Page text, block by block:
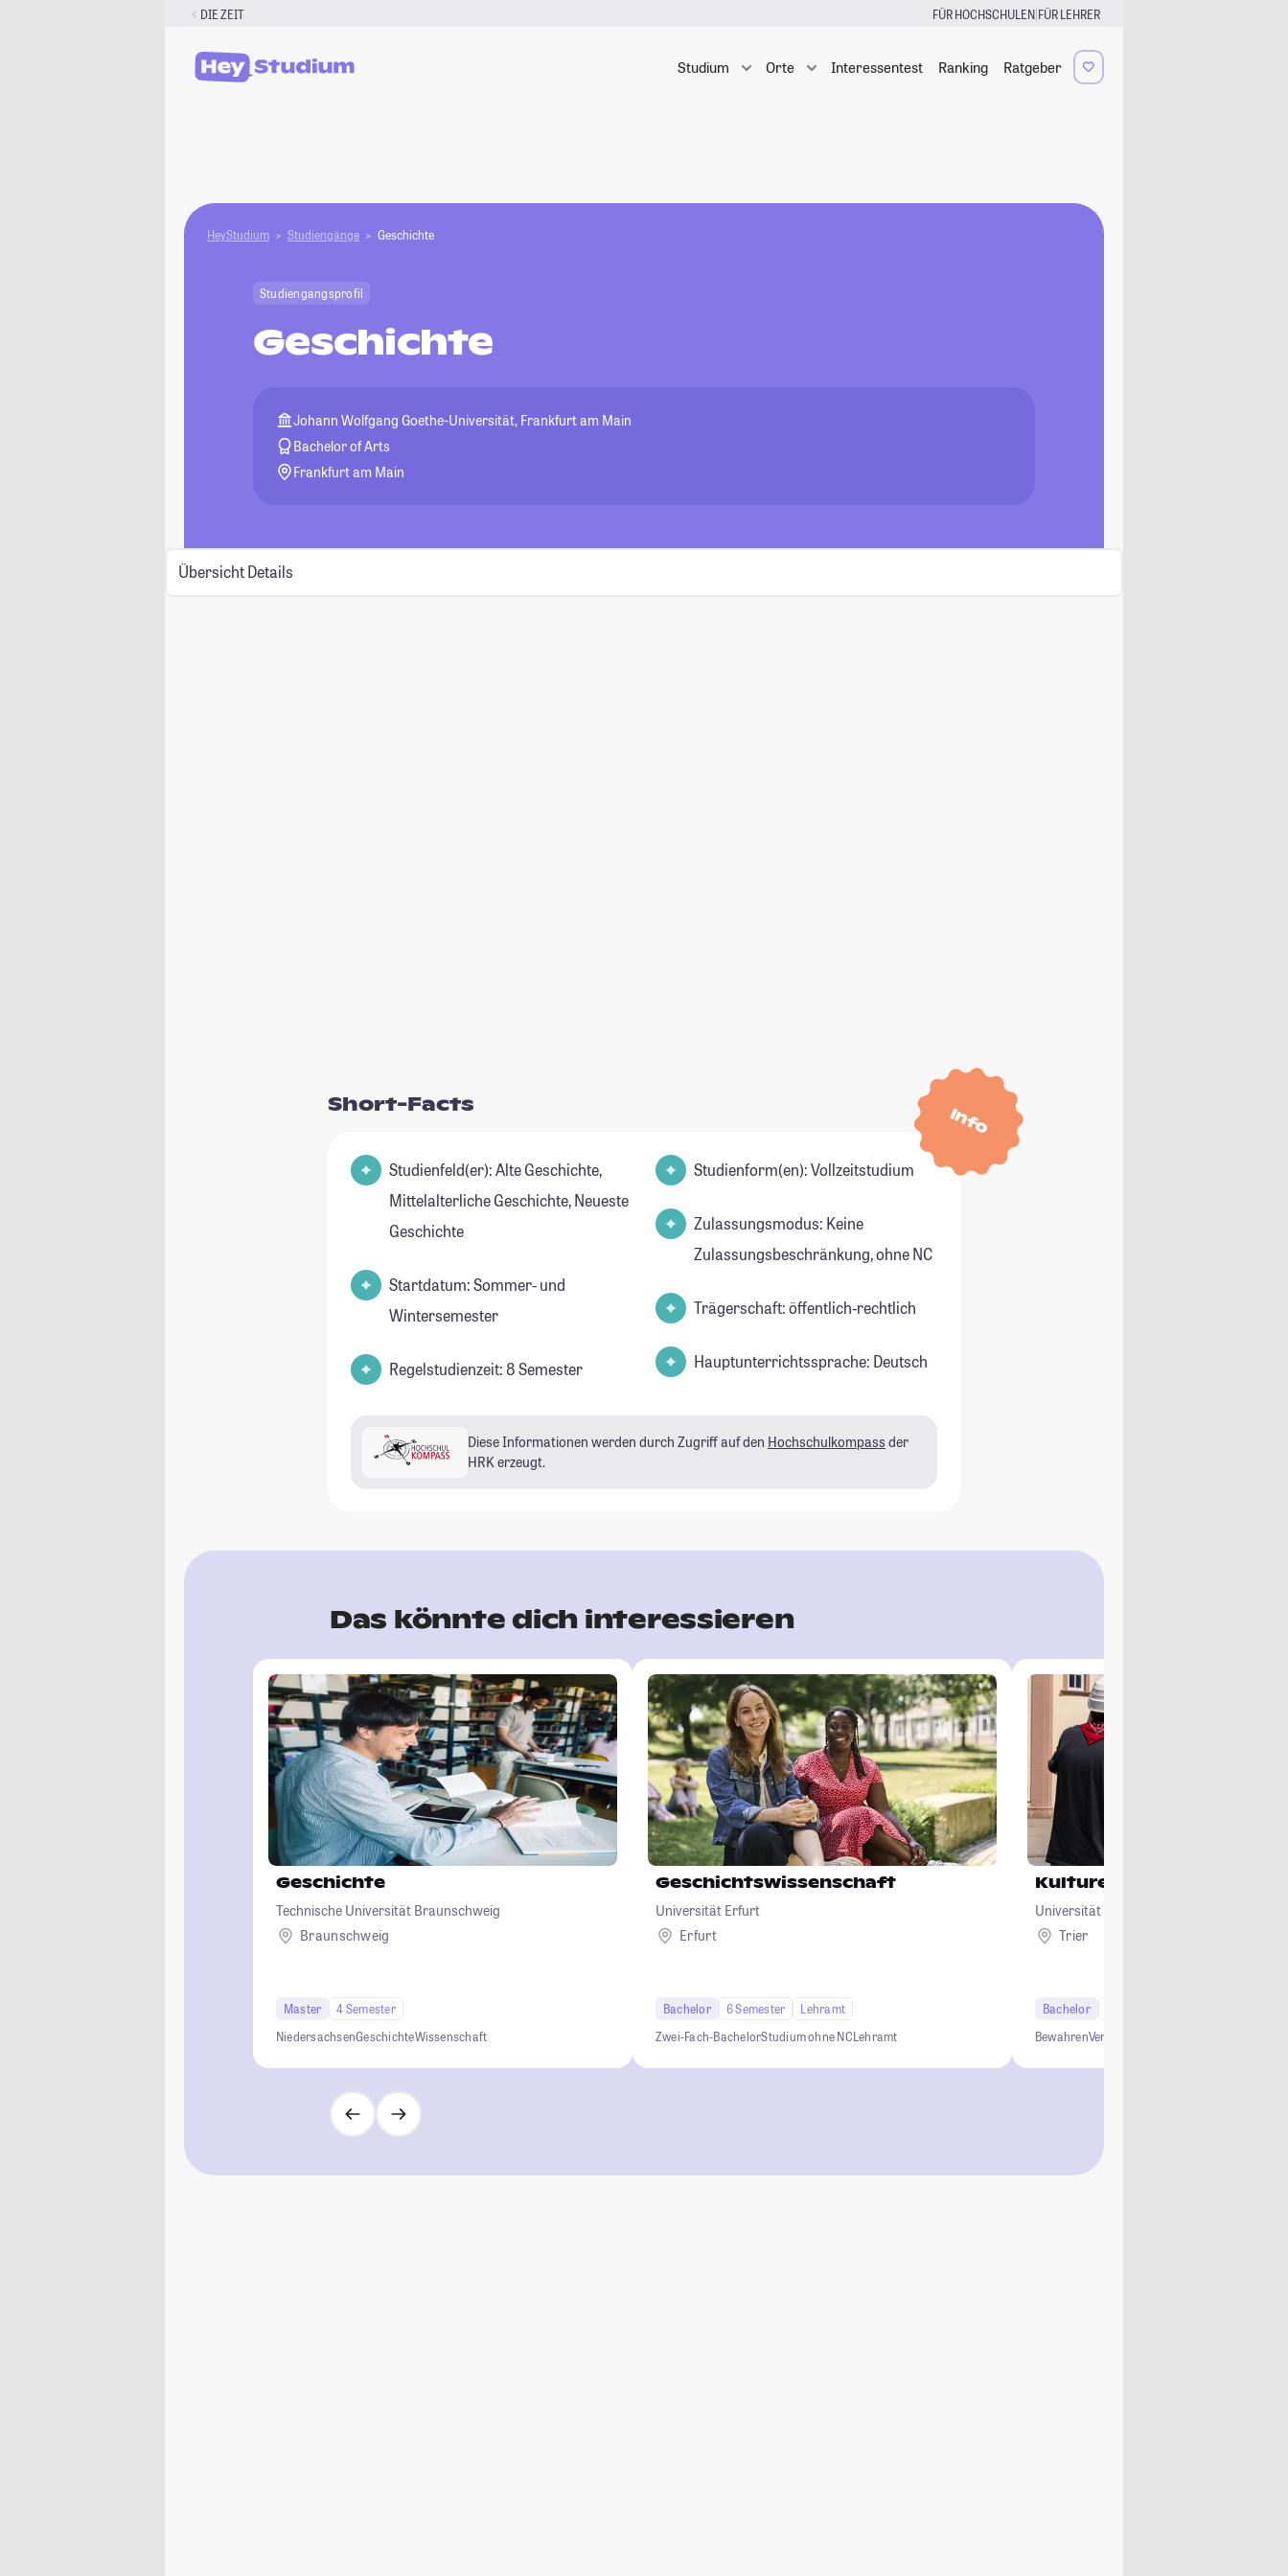
DIE ZEIT FÜR HOCHSCHULEN|FÜR LEHRER
Studium Orte Interessentest Ranking Ratgeber
HeyStudium Studiengänge Geschichte
Studiengangsprofil
Geschichte
Johann Wolfgang Goethe-Universität, Frankfurt am Main
Bachelor of Arts
Frankfurt am Main
Übersicht Details
Info
Short-Facts
Studienfeld(er): Alte Geschichte,
Mittelalterliche Geschichte, Neueste
Geschichte
Startdatum: Sommer- und
Wintersemester
Regelstudienzeit: 8 Semester
Studienform(en): Vollzeitstudium
Zulassungsmodus: Keine
Zulassungsbeschränkung, ohne NC
Trägerschaft: öffentlich-rechtlich
Hauptunterrichtssprache: Deutsch
Diese Informationen werden durch Zugriff auf den Hochschulkompass der
HRK erzeugt.
Das könnte dich interessieren
Geschichte
Technische Universität Braunschweig
Braunschweig
Master
4 Semester
NiedersachsenGeschichteWissenschaft
Geschichtswissenschaft
Universität Erfurt
Erfurt
Bachelor 6 Semester
Lehramt
Zwei-Fach-BachelorStudium ohne NCLehramt
Kulturelles Erbe
Universität Trier
Trier
Bachelor
BewahrenVermitteln